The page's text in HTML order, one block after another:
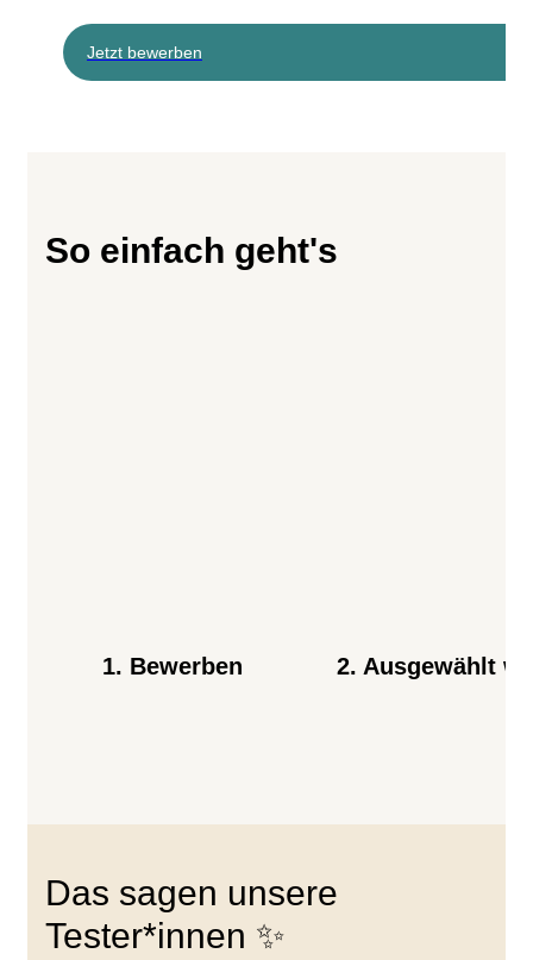
Jetzt bewerben
So einfach geht's
1. Bewerben 2. Ausgewählt
Das sagen unsere
Tester*innen ✨